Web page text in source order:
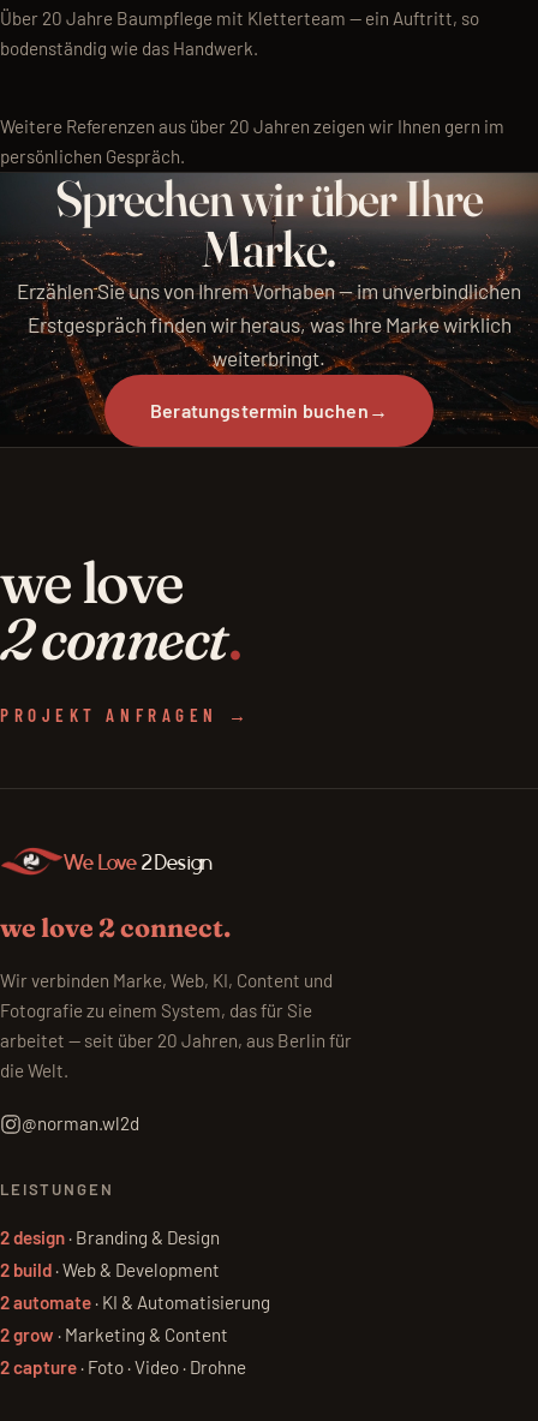
Über 20 Jahre Baumpflege mit Kletterteam — ein Auftritt, so
bodenständig wie das Handwerk.
Weitere Referenzen aus über 20 Jahren zeigen wir Ihnen gern im
persönlichen Gespräch.
SprechenwirüberIhre
Marke.
Erzählen Sie uns von Ihrem Vorhaben — im unverbindlichen
Erstgespräch finden wir heraus, was Ihre Marke wirklich
weiterbringt.
Beratungstermin buchen →
we love
2 connect.
PROJEKT ANFRAGEN →
We Love2 Design
we love 2 connect.
Wir verbinden Marke, Web, KI, Content und
Fotografie zu einem System, das für Sie
arbeitet — seit über 20 Jahren, aus Berlin für
die Welt.
@norman.wl2d
LEISTUNGEN
2 design · Branding & Design
2 build · Web & Development
2 automate · KI & Automatisierung
2 grow · Marketing & Content
2 capture · Foto · Video · Drohne